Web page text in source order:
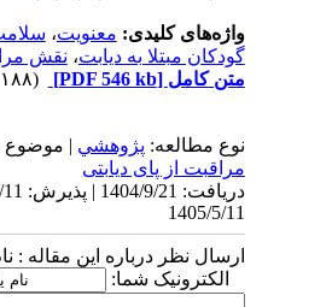
واژه‌های کلیدی:معنویت،
گودکان مبتلا به دیابت،نقش
متن کامل[PDF 546 kb]
نوع مطالعه:پژوهشي| موضوع
مراقبت از پای دیابتی
1405/5/11
ارسال نظر درباره این مقاله :
الکترونیک شما: